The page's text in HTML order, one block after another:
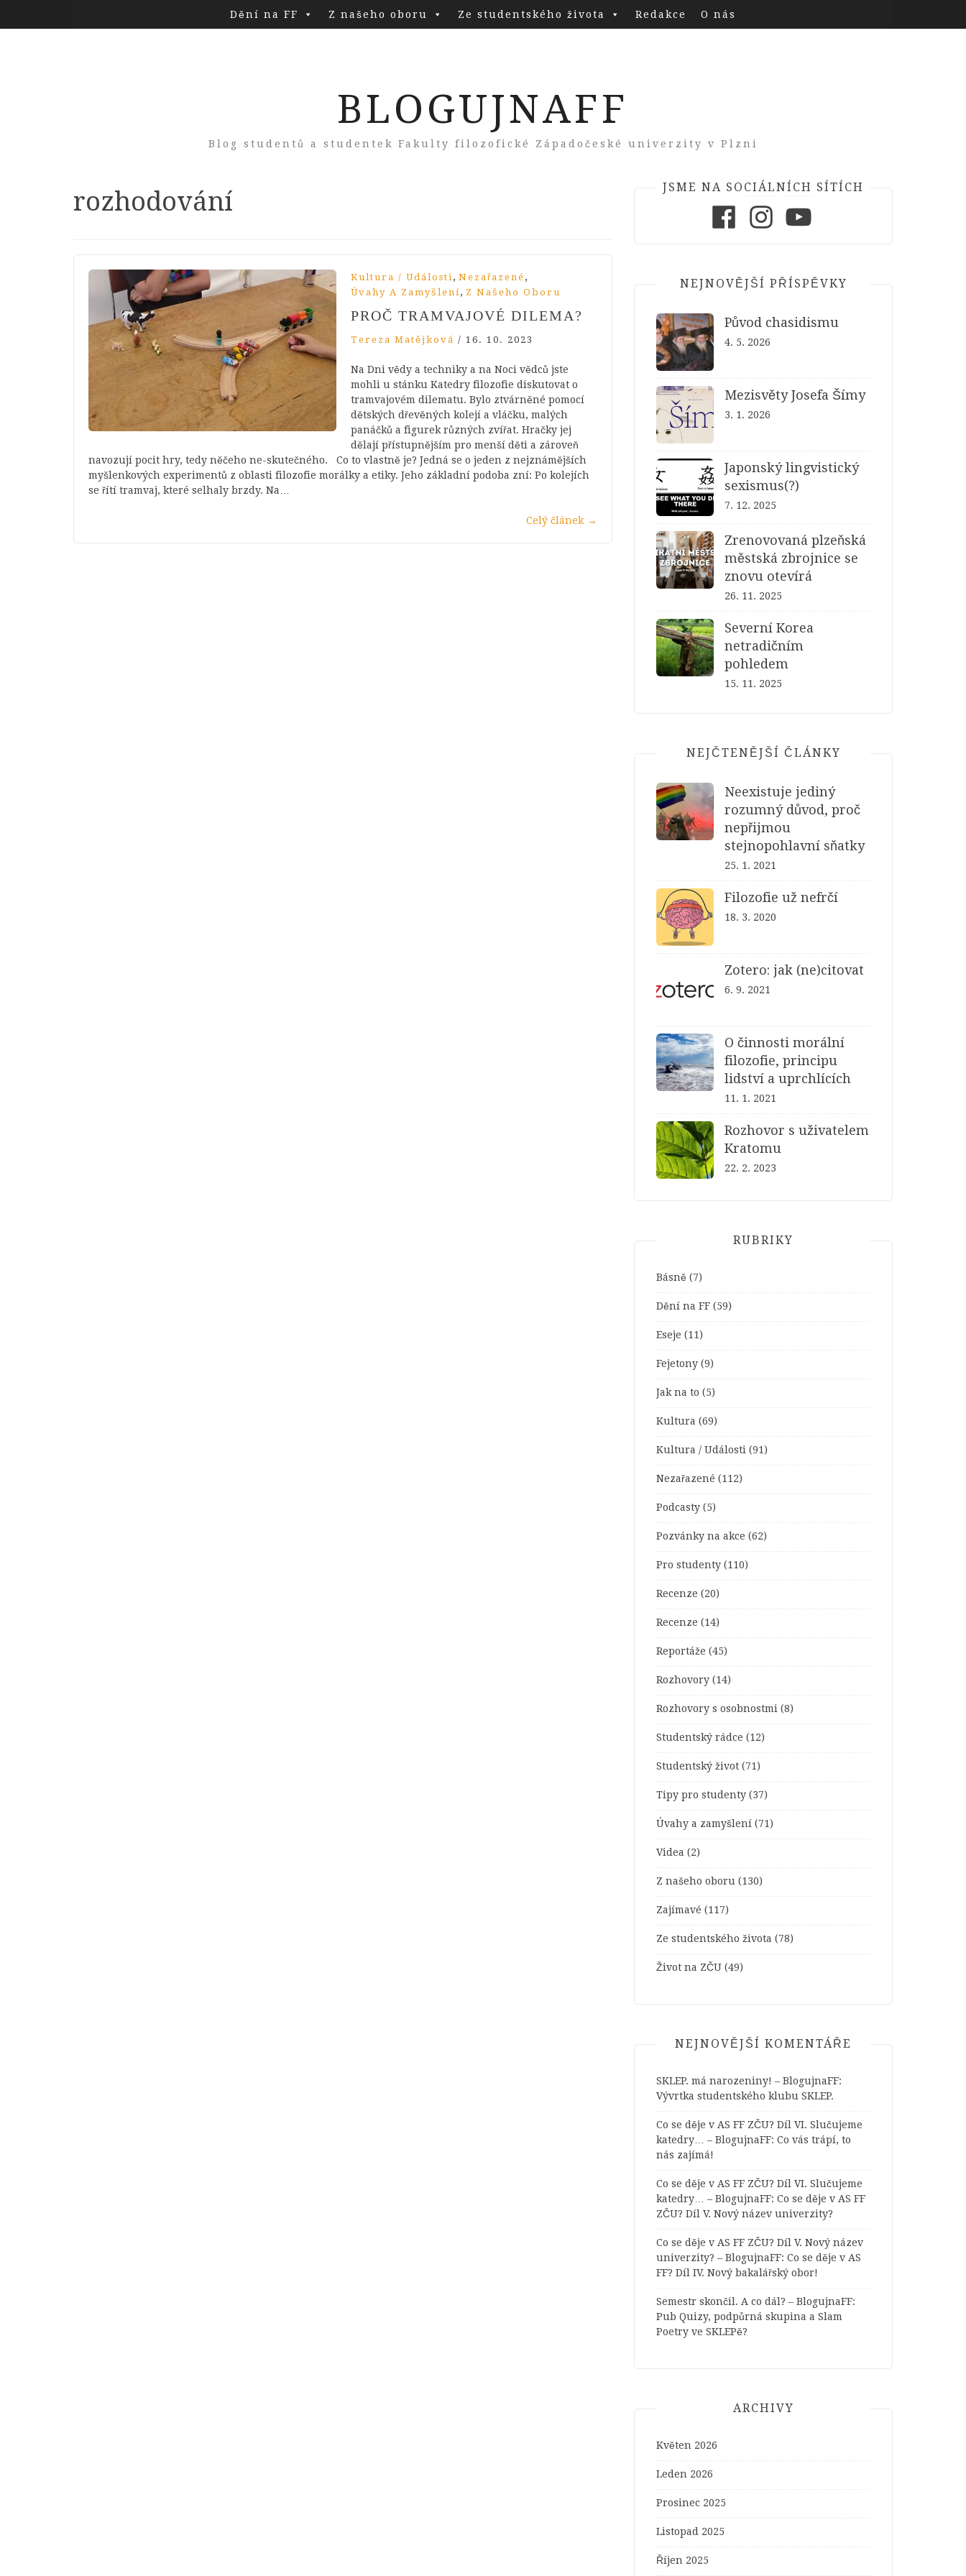
Dění na FF Z našeho oboru Ze studentského života Redakce O nás
BLOGUJNAFF
Blog studentů a studentek Fakulty filozofické Západočeské univerzity v Plzni
Tag:
rozhodování
Kultura / Události, Nezařazené ,
Úvahy A Zamyšlení, Z Našeho Oboru
PROČ TRAMVAJOVÉ DILEMA?
Tereza Matějková / 16. 10. 2023
Na Dni vědy a techniky a na Noci vědců jste
mohli u stánku Katedry filozofie diskutovat o
tramvajovém dilematu. Bylo ztvárněné pomocí
dětských dřevěných kolejí a vláčku, malých
panáčků a figurek různých zvířat. Hračky jej
dělají přístupnějším pro menší děti a zároveň
navozují pocit hry, tedy něčeho ne-skutečného. Co to vlastně je? Jedná se o jeden z nejznámějších
myšlenkových experimentů z oblasti filozofie morálky a etiky. Jeho základní podoba zní: Po kolejích
se řítí tramvaj, které selhaly brzdy. Na…
Celý článek →
JSME NA SOCIÁLNÍCH SÍTÍCH
NEJNOVĚJŠÍ PŘÍSPĚVKY
Původ chasidismu
4. 5. 2026
Mezisvěty Josefa Šímy
3. 1. 2026
Japonský lingvistický
sexismus(?)
7. 12. 2025
Zrenovovaná plzeňská
městská zbrojnice se
znovu otevírá
26. 11. 2025
Severní Korea
netradičním
pohledem
15. 11. 2025
NEJČTENĚJŠÍ ČLÁNKY
Neexistuje jediný
rozumný důvod, proč
nepřijmou
stejnopohlavní sňatky
25. 1. 2021
Filozofie už nefrčí
18. 3. 2020
Zotero: jak (ne)citovat
6. 9. 2021
O činnosti morální
filozofie, principu
lidství a uprchlících
11. 1. 2021
Rozhovor s uživatelem
Kratomu
22. 2. 2023
RUBRIKY
Básně (7)
Dění na FF (59)
Eseje (11)
Fejetony (9)
Jak na to (5)
Kultura (69)
Kultura / Události (91)
Nezařazené (112)
Podcasty (5)
Pozvánky na akce (62)
Pro studenty (110)
Recenze (20)
Recenze (14)
Reportáže (45)
Rozhovory (14)
Rozhovory s osobnostmi (8)
Studentský rádce (12)
Studentský život (71)
Tipy pro studenty (37)
Úvahy a zamyšlení (71)
Videa (2)
Z našeho oboru (130)
Zajímavé (117)
Ze studentského života (78)
Život na ZČU (49)
NEJNOVĚJŠÍ KOMENTÁŘE
SKLEP. má narozeniny! – BlogujnaFF:
Vývrtka studentského klubu SKLEP.
Co se děje v AS FF ZČU? Díl VI. Slučujeme
katedry… – BlogujnaFF: Co vás trápí, to
nás zajímá!
Co se děje v AS FF ZČU? Díl VI. Slučujeme
katedry… – BlogujnaFF: Co se děje v AS FF
ZČU? Díl V. Nový název univerzity?
Co se děje v AS FF ZČU? Díl V. Nový název
univerzity? – BlogujnaFF: Co se děje v AS
FF? Díl IV. Nový bakalářský obor!
Semestr skončil. A co dál? – BlogujnaFF:
Pub Quizy, podpůrná skupina a Slam
Poetry ve SKLEPě?
ARCHIVY
Květen 2026
Leden 2026
Prosinec 2025
Listopad 2025
Říjen 2025